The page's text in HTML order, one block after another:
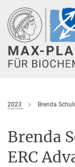
Hauptinhalt
2023 Brenda
Brenda
ERC